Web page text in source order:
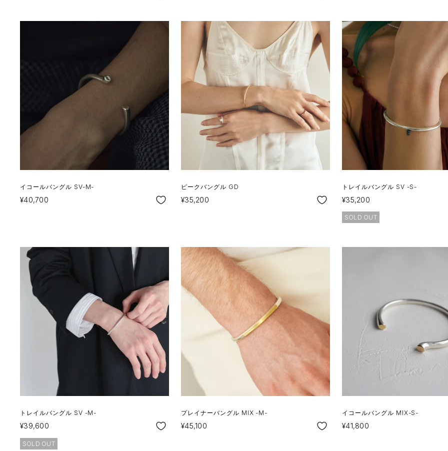
イコールバングル SV-M-
SALE
¥40,700
ピークバングル GD
SALE
¥35,200
トレイルバングル SV -S-
SALE
¥35,200
SOLD OUT
トレイルバングル SV -M-
SALE
¥39,600
SOLD OUT
プレイナーバングル MIX -M-
SALE
¥45,100
イコールバングル MIX-S-
SALE
¥41,800